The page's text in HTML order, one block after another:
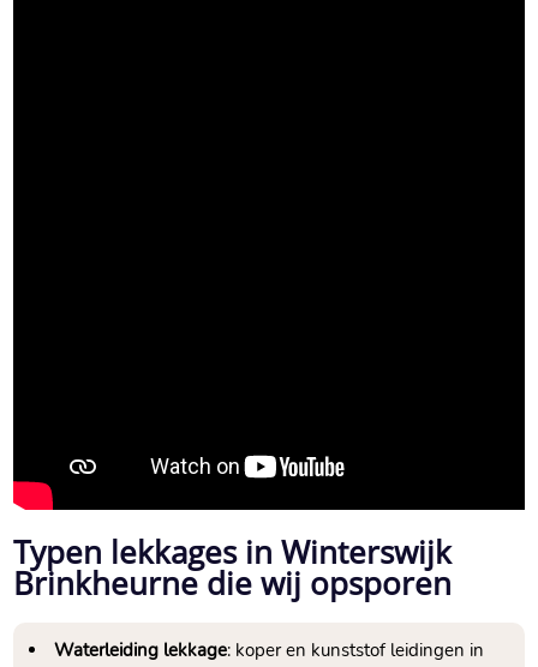
Typen lekkages in Winterswijk
Brinkheurne die wij opsporen
Waterleiding lekkage: koper en kunststof leidingen in